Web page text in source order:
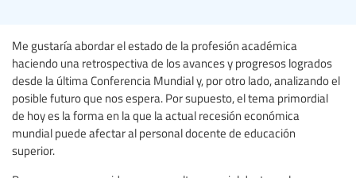
Me gustaría abordar el estado de la profesión académica
haciendo una retrospectiva de los avances y progresos logrados
desde la última Conferencia Mundial y, por otro lado, analizando el
posible futuro que nos espera. Por supuesto, el tema primordial
de hoy es la forma en la que la actual recesión económica
mundial puede afectar al personal docente de educación
superior.